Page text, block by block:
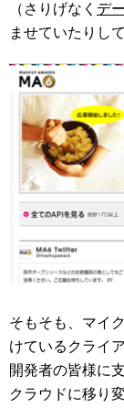
（さりげなく デ
ませていたりし
そもそも、マイ
けているクライ
開発者の皆様に
クラウドに移り